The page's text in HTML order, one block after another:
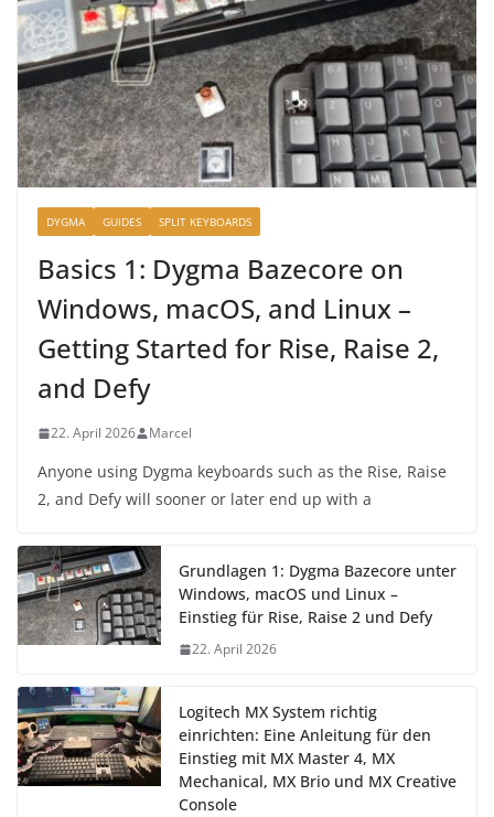
DYGMA GUIDES SPLIT KEYBOARDS
Basics 1: Dygma Bazecore on
Windows, macOS, and Linux –
Getting Started for Rise, Raise 2,
and Defy
22. April 2026 Marcel
Anyone using Dygma keyboards such as the Rise, Raise
2, and Defy will sooner or later end up with a
Grundlagen 1: Dygma Bazecore unter
Windows, macOS und Linux –
Einstieg für Rise, Raise 2 und Defy
22. April 2026
Logitech MX System richtig
einrichten: Eine Anleitung für den
Einstieg mit MX Master 4, MX
Mechanical, MX Brio und MX Creative
Console